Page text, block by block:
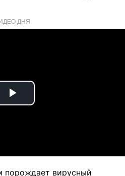
ДНЯ
Play
порождает вирусный